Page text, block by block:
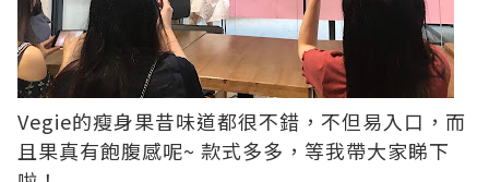
Vegie的瘦身果昔味道都很不錯，不但易入口，而
且果真有飽腹感呢~ 款式多多，等我帶大家睇下